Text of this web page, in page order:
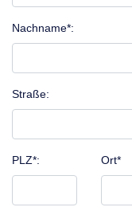
Nachname*:
Straße:
PLZ*: Ort*